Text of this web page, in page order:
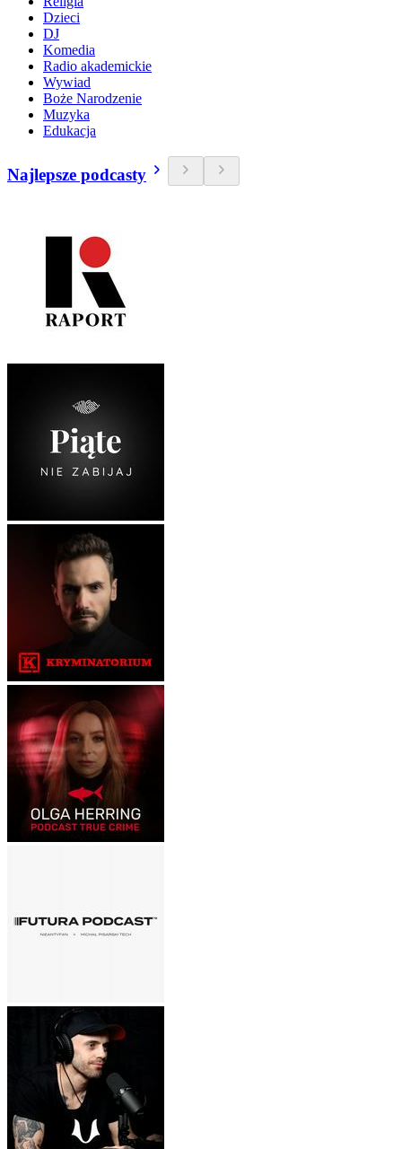
Dzieci
DJ
Komedia
Radio akademickie
Wywiad
Boże Narodzenie
Muzyka
Edukacja
Najlepsze podcasty